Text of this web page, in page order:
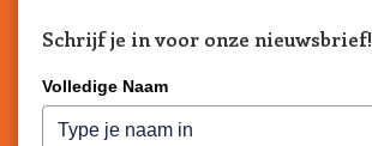
Schrijf je in voor onze nieuwsbrief!
Volledige Naam